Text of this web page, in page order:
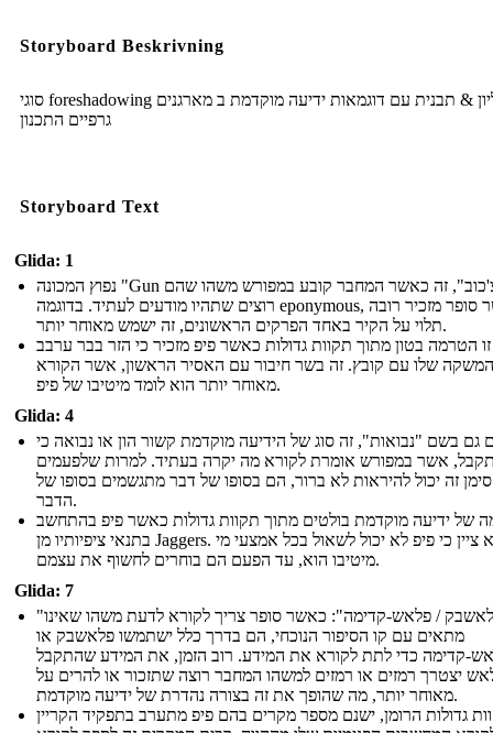
Storyboard Beskrivning
סוגי foreshadowing גליון & תבנית עם דוגמאות ידיעה מוקדמת ב מארגנים
גרפיים התכנון
Storyboard Text
Glida: 1
נפוץ המכונה "Gun של צ'כוב", זה כאשר המחבר קובע במפורש משהו שהם
רוצים שתהיו מודעים לעתיד. בדוגמה eponymous, כאשר סופר מזכיר רובה
תלוי על הקיר באחד הפרקים הראשונים, זה ישמש מאוחר יותר.
הטרמה בטון מתוך תקוות גדולות כאשר פיפ מזכיר כי הזר בבר ערבב
שלו עם קובץ. זה בשר חיבור עם האסיר הראשון, אשר הקורא
מאוחר יותר הוא לומד מיטיבו של פיפ.
Glida: 4
גם בשם "נבואות", זה סוג של הידיעה מוקדמת קשור הון או נבואה כי
אשר במפורש אומרת לקורא מה יקרה בעתיד. למרות שלפעמים
זה יכול להיראות לא ברור, הם בסופו של דבר מתגשמים בסופו של
הדבר.
של ידיעה מוקדמת בולטים מתוך תקוות גדולות כאשר פיפ בהתחשב
בתנאי ציפיותיו מן Jaggers. הוא ציין כי פיפ לא יכול לשאול בכל אמצעי מי
מיטיבו הוא, עד הפעם הם בוחרים לחשוף את עצמם.
Glida: 7
"פלאשבק / פלאש-קדימה": כאשר סופר צריך לקורא לדעת משהו שאינו
מתאים עם קו הסיפור הנוכחי, הם בדרך כלל ישתמשו פלאשבק או
קדימה כדי לתת לקורא את המידע. רוב הזמן, את המידע שהתקבל
יצטרך רמזים או רמזים למשהו המחבר רוצה שתזכור או להרים על
מאוחר יותר, מה שהופך את זה בצורה נהדרת של ידיעה מוקדמת.
גדולות הרומן, ישנם מספר מקרים בהם פיפ מתערב בתפקיד הקריין